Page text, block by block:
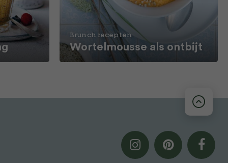
Brunch recepten
Wortelmousse als ontbijt